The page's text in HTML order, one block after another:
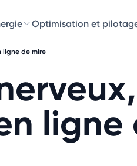
Optimisation et
ligne de mire
ligne